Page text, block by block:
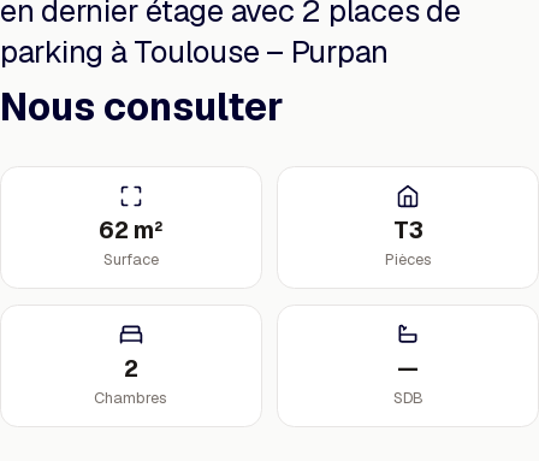
en dernier étage avec 2 places de
parking à Toulouse – Purpan
Nous consulter
62 m²
Surface
T3
Pièces
2
Chambres
—
SDB